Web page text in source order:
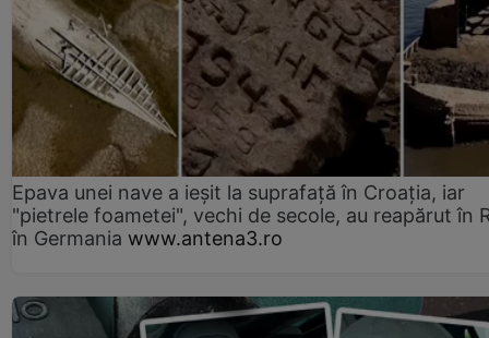
Epava unei nave a ieșit la suprafață în Croația, iar
"pietrele foametei", vechi de secole, au reapărut în
în Germania www.antena3.ro